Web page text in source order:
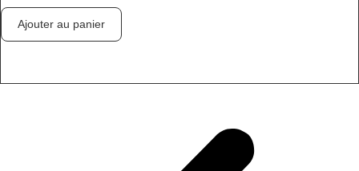
Ajouter au panier